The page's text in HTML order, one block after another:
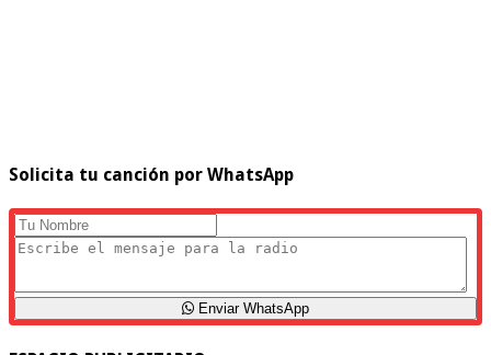
Solicita tu canción por WhatsApp
Enviar WhatsApp